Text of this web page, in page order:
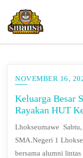
NOVEMBER 16,
Keluarga Besar
Rayakan HUT
Lhokseumawe
SMA.Negeri 1
bersama alumni